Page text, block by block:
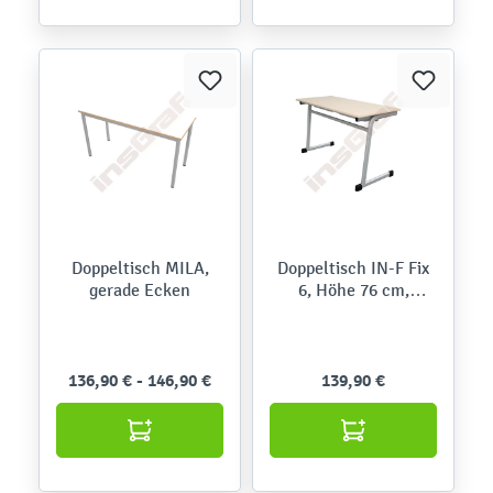
Doppeltisch MILA,
gerade Ecken
136,90 € - 146,90 €
Doppeltisch IN-F Fix
6, Höhe 76 cm,
139,90 €